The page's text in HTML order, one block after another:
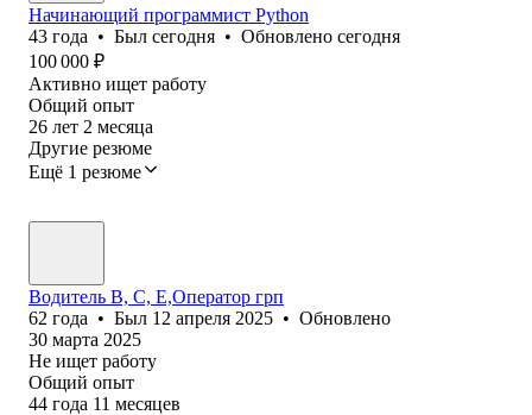
Начинающий программист Python
43 года • Был сегодня • Обновлено сегодня
100 000 ₽
Активно ищет работу
Общий опыт
26 лет 2 месяца
Другие резюме
Ещё 1 резюме
Водитель B, С, Е,Оператор грп
62 года • Был 12 апреля 2025 • Обновлено
30 марта 2025
Не ищет работу
Общий опыт
44 года 11 месяцев